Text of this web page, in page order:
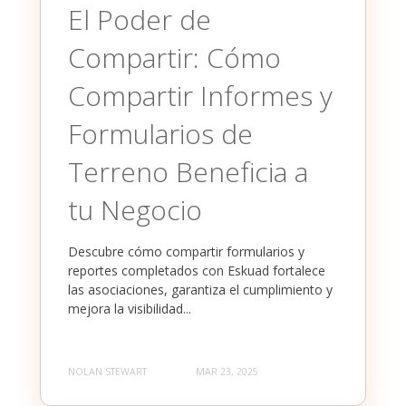
El Poder de
Compartir: Cómo
Compartir Informes y
Formularios de
Terreno Beneficia a
tu Negocio
Descubre cómo compartir formularios y
reportes completados con Eskuad fortalece
las asociaciones, garantiza el cumplimiento y
mejora la visibilidad...
NOLAN STEWART MAR 23, 2025